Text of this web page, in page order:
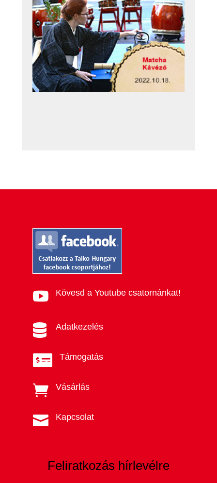
 Kövesd a Youtube csatornánkat!
 Adatkezelés
 Támogatás
 Vásárlás
 Kapcsolat
Feliratkozás hírlevélre